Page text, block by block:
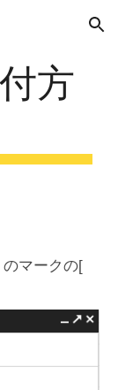
Skip to navigation
方
マークの[